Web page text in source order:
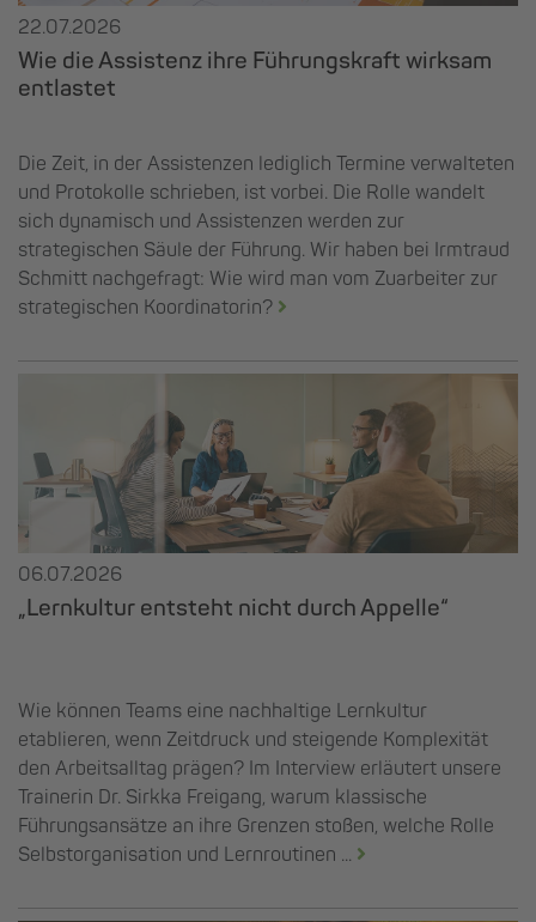
22.07.2026
Wie die Assistenz ihre Führungskraft wirksam
entlastet
Die Zeit, in der Assistenzen lediglich Termine verwalteten
und Protokolle schrieben, ist vorbei. Die Rolle wandelt
sich dynamisch und Assistenzen werden zur
strategischen Säule der Führung. Wir haben bei Irmtraud
Schmitt nachgefragt: Wie wird man vom Zuarbeiter zur
strategischen Koordinatorin?
06.07.2026
„Lernkultur entsteht nicht durch Appelle“
Wie können Teams eine nachhaltige Lernkultur
etablieren, wenn Zeitdruck und steigende Komplexität
den Arbeitsalltag prägen? Im Interview erläutert unsere
Trainerin Dr. Sirkka Freigang, warum klassische
Führungsansätze an ihre Grenzen stoßen, welche Rolle
Selbstorganisation und Lernroutinen ...